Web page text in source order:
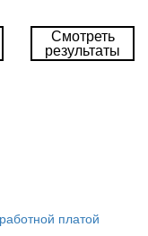
Смотреть
результаты